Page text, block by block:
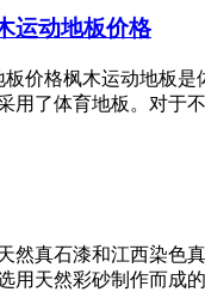
运动地板价格
价格枫木运动地板
用了体育地板。对于
真石漆和江西染色
用天然彩砂制作而成